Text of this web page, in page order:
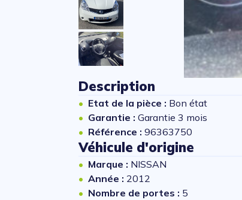
Description
Etat de la pièce : Bon état
Garantie : Garantie 3 mois
Référence : 96363750
Véhicule d'origine
Marque : NISSAN
Année : 2012
Nombre de portes : 5